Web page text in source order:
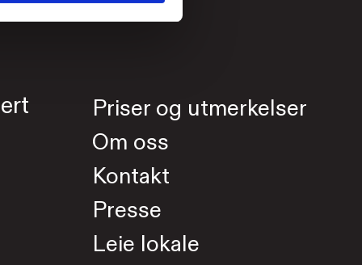
Priser og utmerkelser
Om oss
Kontakt
Presse
Leie lokale